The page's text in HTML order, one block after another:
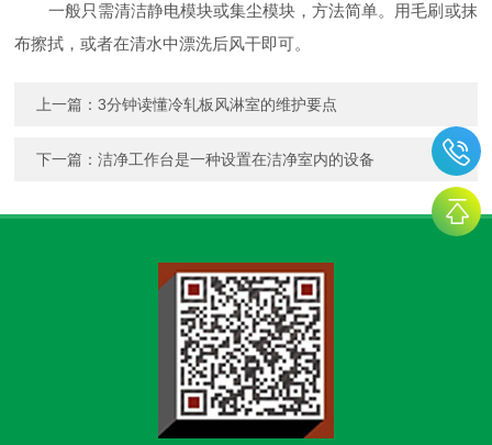
一般只需清洁静电模块或集尘模块，方法简单。用毛刷或抹
布擦拭，或者在清水中漂洗后风干即可。
上一篇：3分钟读懂冷轧板风淋室的维护要点
下一篇：洁净工作台是一种设置在洁净室内的设备